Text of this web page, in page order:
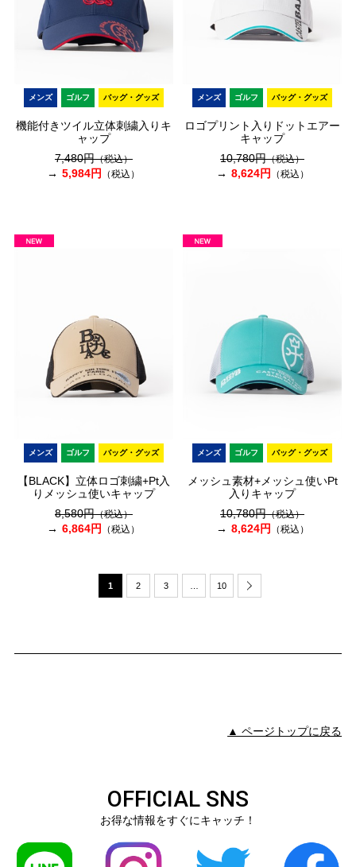
メンズ ゴルフ バッグ・グッズ
機能付きツイル立体刺繍入りキ
ャップ
7,480円（税込）
5,984円 （税込）
メンズ ゴルフ バッグ・グッズ
ロゴプリント入りドットエアー
キャップ
10,780円（税込）
8,624円 （税込）
メンズ ゴルフ バッグ・グッズ
【BLACK】立体ロゴ刺繍+Pt入
りメッシュ使いキャップ
8,580円（税込）
6,864円 （税込）
メンズ ゴルフ バッグ・グッズ
メッシュ素材+メッシュ使いPt
入りキャップ
10,780円（税込）
8,624円 （税込）
1 2 3 10
▲ ページトップに戻る
OFFICIAL SNS
お得な情報をすぐにキャッチ！